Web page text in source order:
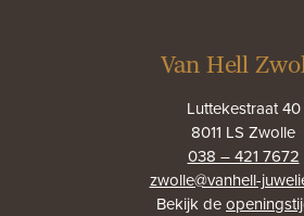
Van Hell
Luttekestraat 40
8011 LS Zwolle
038 – 421 7672
zwolle@vanhell-
Bekijk de